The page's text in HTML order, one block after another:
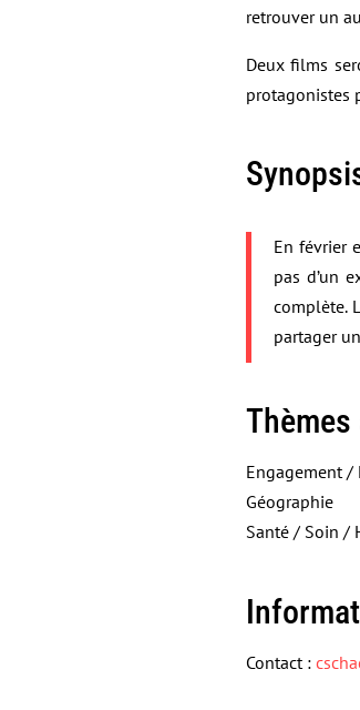
retrouver un
Deux films
protagonistes
En février
pas d’un
complète.
partager
Engagement /
Géographie
Santé / Soin /
Contact :